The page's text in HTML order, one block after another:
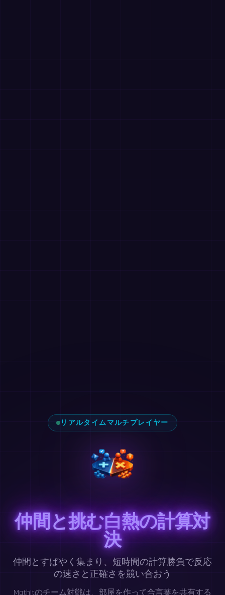
リアルタイムマルチプレイヤー
仲間と挑む白熱の計算対
決
仲間とすばやく集まり、短時間の計算勝負で反応
の速さと正確さを競い合おう
MathItのチーム対戦は、部屋を作って合言葉を共有する